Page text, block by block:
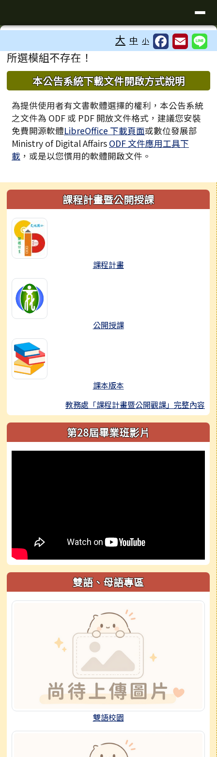
臺南市歸仁區文化國小全球資訊站
⏸
大 中 小
主內容區域
所選模組不存在！
下中區域內容
本公告系統下載文件開啟方式說明
為提供使用者有文書軟體選擇的權利，本公告系統
之文件為 ODF 或 PDF 開放文件格式，建議您安裝
免費開源軟體LibreOffice 下載頁面或數位發展部
Ministry of Digital Affairs ODF 文件應用工具下
載 ，或是以您慣用的軟體開啟文件。
左邊區域內容課程計畫暨公開授課
課程計畫
公開授課
課本版本
教務處「課程計畫暨公開觀課」完整內容
第28屆畢業班影片
雙語、母語專區
雙語校園
頁尾區域